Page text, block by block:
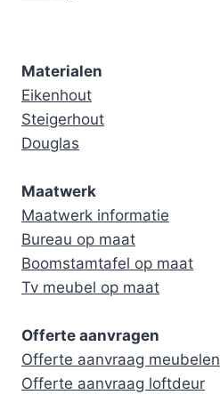
Materialen
Eikenhout
Steigerhout
Douglas
Maatwerk
Maatwerk informatie
Bureau op maat
Boomstamtafel op maat
Tv meubel op maat
Offerte aanvragen
Offerte aanvraag meubelen
Offerte aanvraag loftdeur